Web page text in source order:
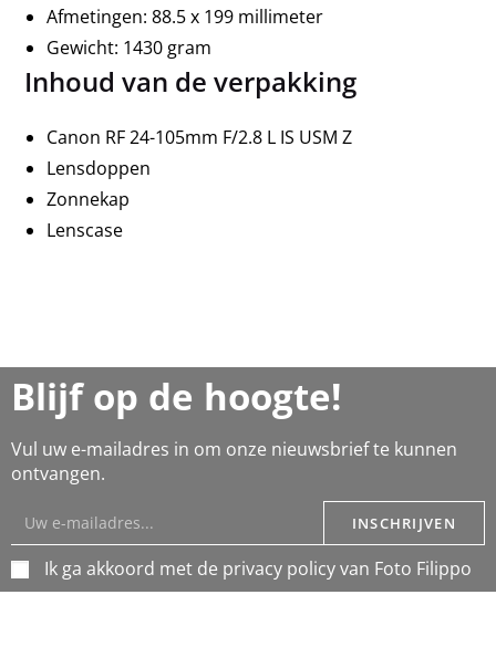
Afmetingen: 88.5 x 199 millimeter
Gewicht: 1430 gram
Inhoud van de verpakking
Canon RF 24-105mm F/2.8 L IS USM Z
Lensdoppen
Zonnekap
Lenscase
Blijf op de hoogte!
Vul uw e-mailadres in om onze nieuwsbrief te kunnen
ontvangen.
Ik ga akkoord met de privacy policy van Foto Filippo
INSCHRIJVEN